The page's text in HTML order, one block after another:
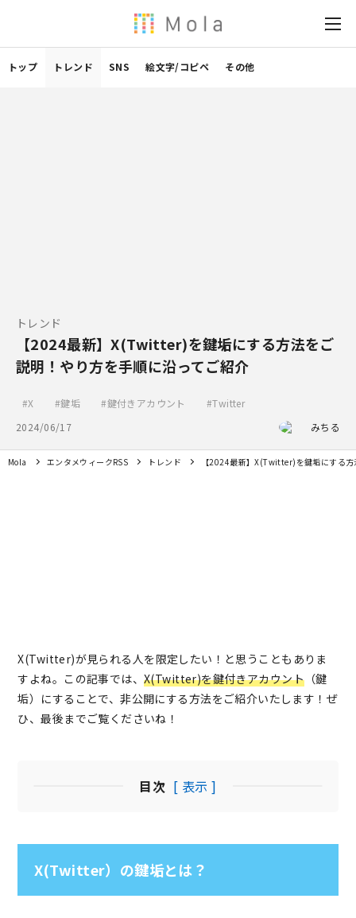
トップ トレンド SNS 絵文字/コピペ その他
トレンド
【2024最新】X(Twitter)を鍵垢にする方法をご
説明！やり方を手順に沿ってご紹介
X 鍵垢 鍵付きアカウント
Twitter
2024/06/17
みちる
Mola エンタメウィークRSS トレンド 【2024最新】X(Twitter)を鍵垢にする
X(Twitter)が見られる人を限定したい！と思うこともありま
すよね。この記事では、X(Twitter)を鍵付きアカウント （鍵
垢）にすることで、非公開にする方法をご紹介いたします！ぜ
ひ、最後までご覧くださいね！
目次 [ 表示 ]
X(Twitter）の鍵垢とは？